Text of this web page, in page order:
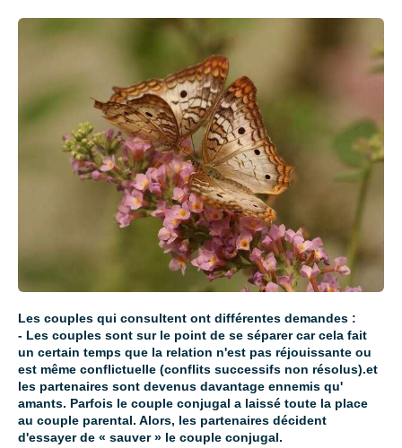
Les couples qui consultent ont différentes demandes :
- Les couples sont sur le point de se séparer car cela fait
un certain temps que la relation n'est pas réjouissante ou
est même conflictuelle (conflits successifs non résolus).et
les partenaires sont devenus davantage ennemis qu'
amants. Parfois le couple conjugal a laissé toute la place
au couple parental. Alors, les partenaires décident
d'essayer de « sauver » le couple conjugal.